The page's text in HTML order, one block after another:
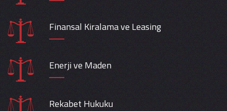
Finansal Kiralama ve Leasing
Enerji ve Maden
Rekabet Hukuku